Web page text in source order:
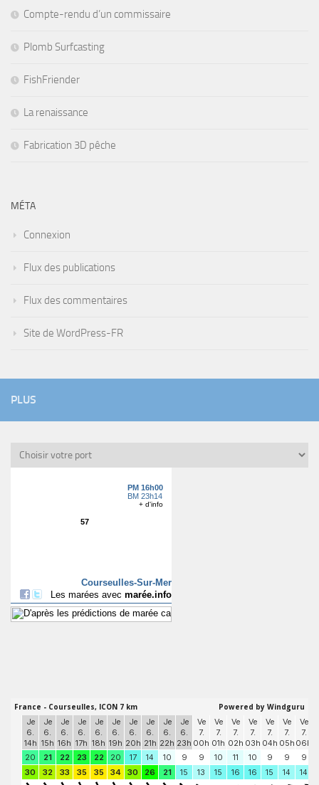
Compte-rendu d’un commissaire
Plomb Surfcasting
FishFriender
La renaissance
Fabrication 3D pêche
MÉTA
Connexion
Flux des publications
Flux des commentaires
Site de WordPress-FR
PLUS